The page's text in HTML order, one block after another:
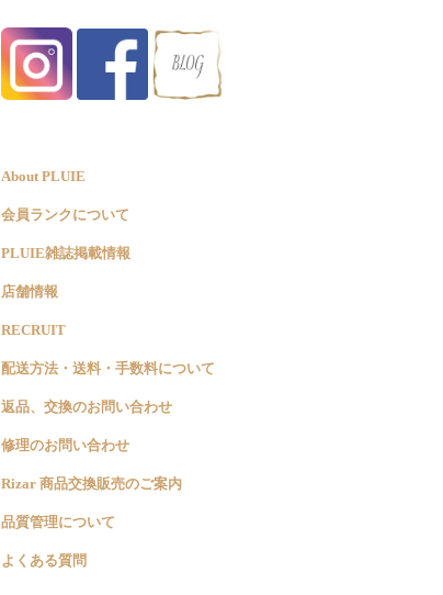
About PLUIE
会員ランクについて
PLUIE雑誌掲載情報
店舗情報
RECRUIT
配送方法・送料・手数料について
返品、交換のお問い合わせ
修理のお問い合わせ
Rizar 商品交換販売のご案内
品質管理について
よくある質問